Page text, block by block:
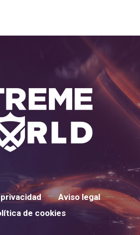
Aviso legal
de cookies